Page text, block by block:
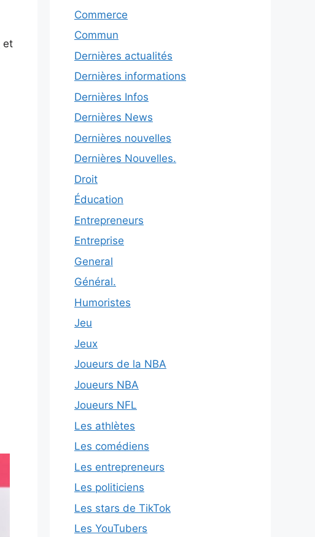
et
Commerce
Commun
Dernières actualités
Dernières informations
Dernières Infos
Dernières News
Dernières nouvelles
Dernières Nouvelles.
Droit
Éducation
Entrepreneurs
Entreprise
General
Général.
Humoristes
Jeu
Jeux
Joueurs de la NBA
Joueurs NBA
Joueurs NFL
Les athlètes
Les comédiens
Les entrepreneurs
Les politiciens
Les stars de TikTok
Les YouTubers